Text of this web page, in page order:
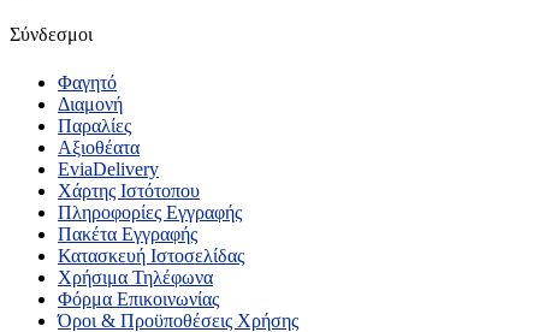
Σύνδεσμοι
Φαγητό
Διαμονή
Παραλίες
Αξιοθέατα
EviaDelivery
Χάρτης Ιστότοπου
Πληροφορίες Εγγραφής
Πακέτα Εγγραφής
Κατασκευή Ιστοσελίδας
Χρήσιμα Τηλέφωνα
Φόρμα Επικοινωνίας
Όροι & Προϋποθέσεις Xρήσης